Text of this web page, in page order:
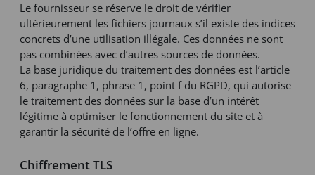
Le fournisseur se réserve le droit de vérifier
ultérieurement les fichiers journaux s’il existe des indices
concrets d’une utilisation illégale. Ces données ne sont
pas combinées avec d’autres sources de données.
La base juridique du traitement des données est l’article
6, paragraphe 1, phrase 1, point f du RGPD, qui autorise
le traitement des données sur la base d’un intérêt
légitime à optimiser le fonctionnement du site et à
garantir la sécurité de l’offre en ligne.
Chiffrement TLS